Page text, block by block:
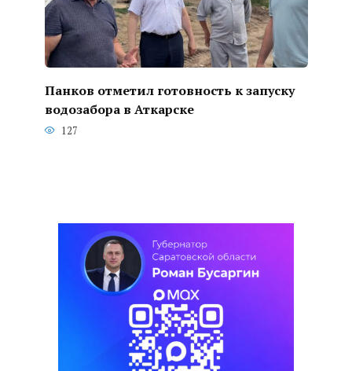
Панков отметил готовность к запуску
водозабора в Аткарске
127